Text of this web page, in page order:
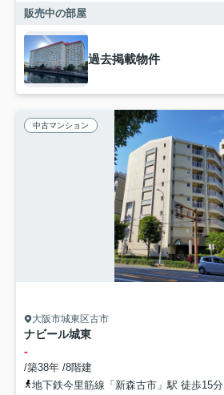
販売中の部屋
過去掲載物件
中古マンション
大阪市城東区古市
ナビール城東
-
/築38年 /8階建
地下鉄今里筋線「新森古市」駅 徒歩15分